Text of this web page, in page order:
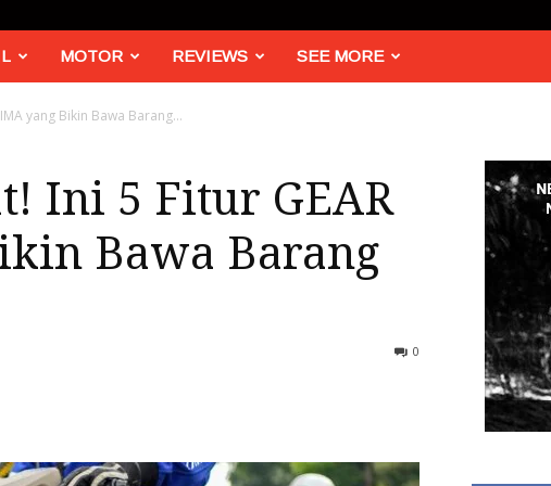
MOTOR REVIEWS SEE MORE
yang Bikin Bawa Barang...
Ini 5 Fitur GEAR
Bawa Barang
0